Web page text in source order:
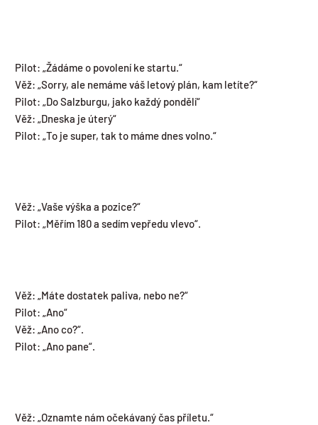
Pilot: „Žádáme o povolení ke startu.“
Věž: „Sorry, ale nemáme váš letový plán, kam letíte?“
Pilot: „Do Salzburgu, jako každý pondělí“
Věž: „Dneska je úterý“
Pilot: „To je super, tak to máme dnes volno.“
Věž: „Vaše výška a pozice?“
Pilot: „Měřím 180 a sedím vepředu vlevo“.
Věž: „Máte dostatek paliva, nebo ne?“
Pilot: „Ano“
Věž: „Ano co?“.
Pilot: „Ano pane“.
Věž: „Oznamte nám očekávaný čas příletu.“